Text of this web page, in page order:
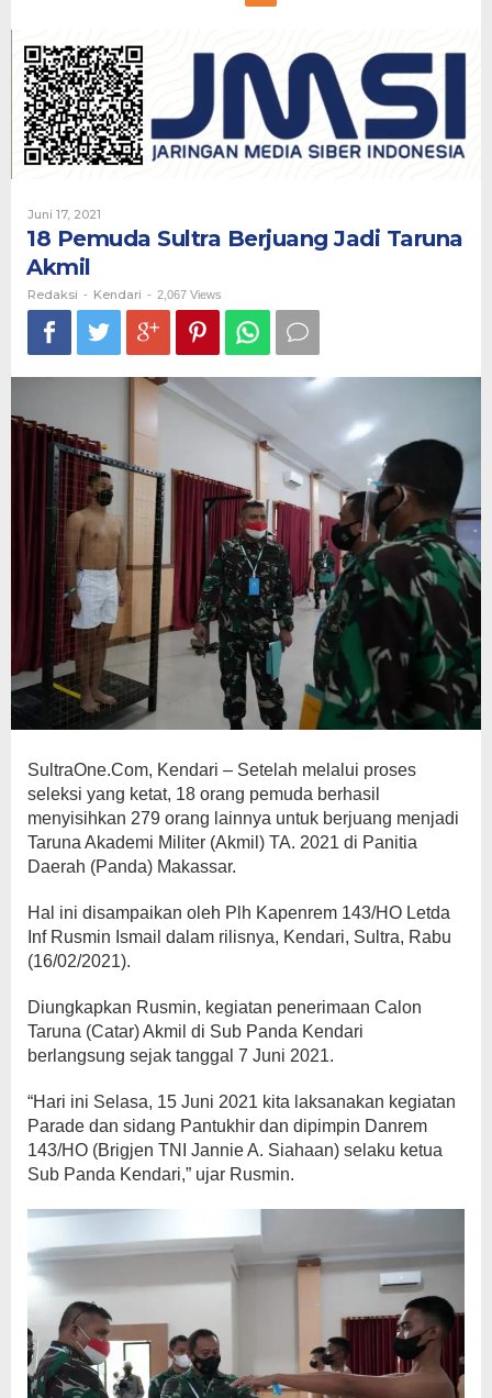
Jadi
Taruna
Akmil
Juni 17, 2021
Redaksi
18 Pemuda Sultra Berjuang Jadi Taruna
Akmil
Redaksi - Kendari - 2,067 Views
SultraOne.Com, Kendari – Setelah melalui proses
seleksi yang ketat, 18 orang pemuda berhasil
menyisihkan 279 orang lainnya untuk berjuang menjadi
Taruna Akademi Militer (Akmil) TA. 2021 di Panitia
Daerah (Panda) Makassar.
Hal ini disampaikan oleh Plh Kapenrem 143/HO Letda
Inf Rusmin Ismail dalam rilisnya, Kendari, Sultra, Rabu
(16/02/2021).
Diungkapkan Rusmin, kegiatan penerimaan Calon
Taruna (Catar) Akmil di Sub Panda Kendari
berlangsung sejak tanggal 7 Juni 2021.
“Hari ini Selasa, 15 Juni 2021 kita laksanakan kegiatan
Parade dan sidang Pantukhir dan dipimpin Danrem
143/HO (Brigjen TNI Jannie A. Siahaan) selaku ketua
Sub Panda Kendari,” ujar Rusmin.